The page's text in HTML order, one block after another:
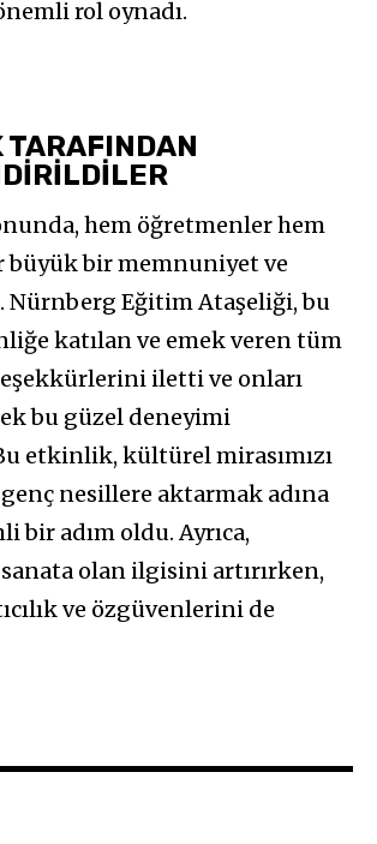
rol oynadı.
TARAFINDAN
hem öğretmenler hem
büyük bir memnuniyet ve
Nürnberg Eğitim Ataşeliği, bu
katılan ve emek veren tüm
iletti ve onları
bu güzel deneyimi
etkinlik, kültürel mirasımızı
nesillere aktarmak adına
bir adım oldu. Ayrıca,
olan ilgisini artırırken,
ve özgüvenlerini de